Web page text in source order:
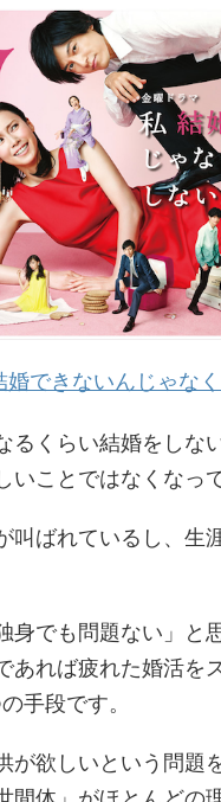
婚できないんじゃな
るくらい結婚をしな
いことではなくなっ
叫ばれているし、生
身でも問題ない」と
あれば疲れた婚活を
手段です。
が欲しいという問題